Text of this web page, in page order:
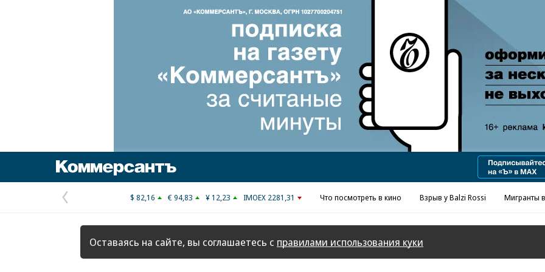
Предыдущая
страница
$ 82,16 € 94,83 ¥ 12,23 IMOEX 2281,31 Что посмотреть в кино Взрыв у Balzi Rossi Мигранты
Оставаясь на сайте, вы соглашаетесь с правилами использования куки